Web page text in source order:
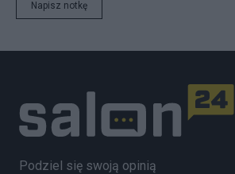
Napisz notkę
Podziel się swoją opinią